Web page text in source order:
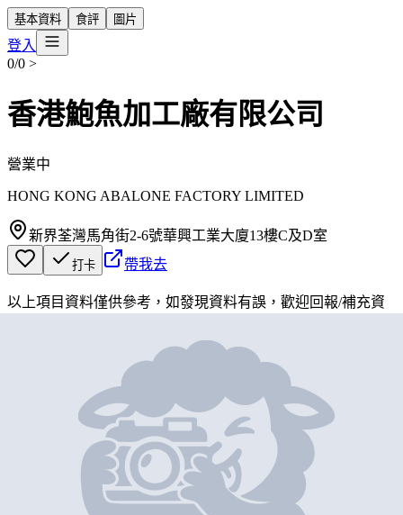
基本資料 食評 圖片
登入
0/0 >
香港鮑魚加工廠有限公司
營業中
HONG KONG ABALONE FACTORY LIMITED
新界荃灣馬角街2-6號華興工業大廈13樓C及D室
打卡 帶我去
以上項目資料僅供參考，如發現資料有誤，歡迎回報/補充資
香港鮑魚加工廠有限公司